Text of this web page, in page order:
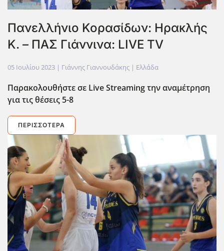
Πανελλήνιο Κορασίδων: Ηρακλής
Κ. – ΠΑΣ Γιάννινα: LIVE TV
05 Ιουλίου 2023 | Γιάννης Γιαννουδάκης | Ελλάδα
Παρακολουθήστε σε LiveStreamingτην αναμέτρηση
για τις θέσεις 5-8
ΠΕΡΙΣΣΌΤΕΡΑ